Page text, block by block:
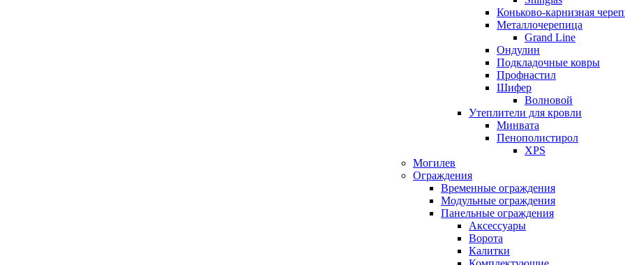
Коньково-карнизная
Металлочерепица
Grand Line
Ондулин
Подкладочные ковры
Профнастил
Шифер
Волновой
Утеплители для кровли
Минвата
Пенополистирол
XPS
Могилев
Ограждения
Временные ограждения
Модульные ограждения
Панельные ограждения
Аксессуары
Ворота
Калитки